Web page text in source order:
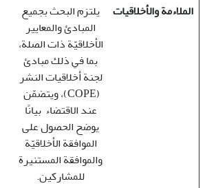
الملاءمة والأخلاقيات
يلتزم البحث بجميع
المبادئ والمعايير
الأخلاقيّة ذات الصلة،
بما في ذلك مبادئ
لجنة أخلاقيات النشر
(COPE)، ويتضمّن
عند الاقتضاء بيانًا
يوضح الحصول على
الموافقة الأخلاقيّة
والموافقة المستنيرة
للمشاركين.